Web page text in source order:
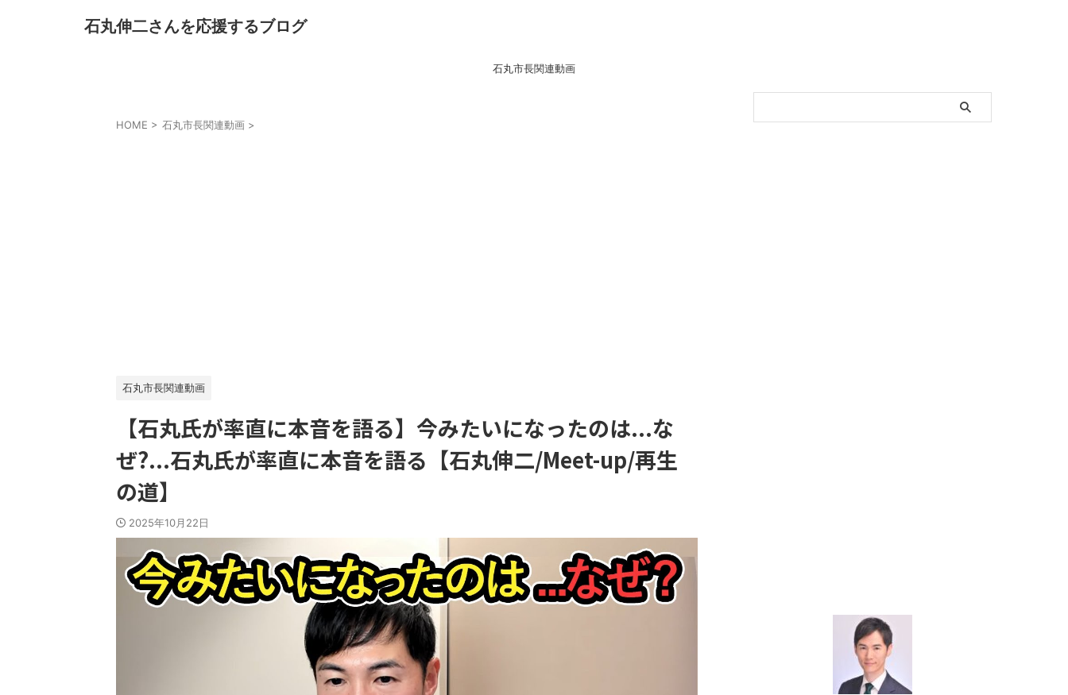
石丸伸二さんを応援するブログ
石丸市長関連動画
HOME > 石丸市長関連動画 >
石丸市長関連動画
【石丸氏が率直に本音を語る】今みたいになったのは...な
ぜ?...石丸氏が率直に本音を語る【石丸伸二/Meet-up/再生
の道】
2025年10月22日